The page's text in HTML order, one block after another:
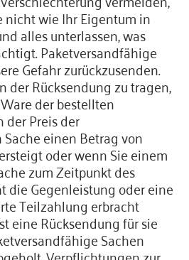
nicht wie Ihr Eigentum in
alles unterlassen, was
Paketversandfähige
Gefahr zurückzusenden.
der Rücksendung zu tragen,
der bestellten
Preis der
einen Betrag von
oder wenn Sie einem
zum Zeitpunkt des
die Gegenleistung oder eine
Teilzahlung erbracht
eine Rücksendung für sie
Sachen